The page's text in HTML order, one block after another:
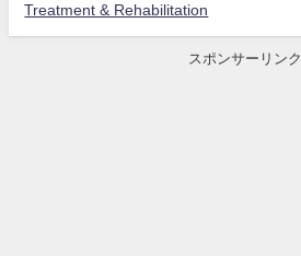
Treatment & Rehabilitation
スポンサーリンク